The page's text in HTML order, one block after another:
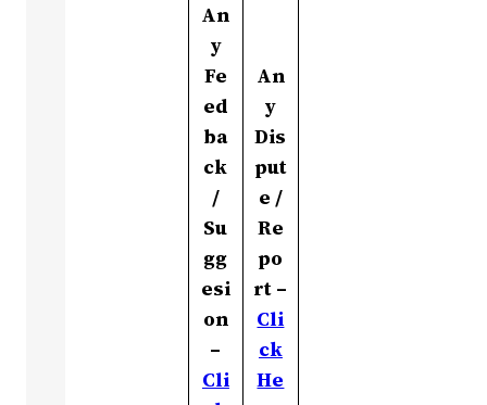
An
y
Fe
ed
ba
ck
/
Su
gg
esi
on
–
Cli
An
y
Dis
put
e /
Re
po
rt –
Cli
ck
He